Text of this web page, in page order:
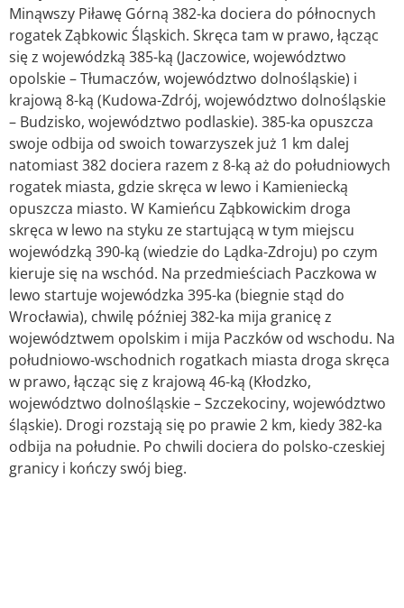
Minąwszy Piławę Górną 382-ka dociera do północnych
rogatek Ząbkowic Śląskich. Skręca tam w prawo, łącząc
się z wojewódzką 385-ką (Jaczowice, województwo
opolskie – Tłumaczów, województwo dolnośląskie) i
krajową 8-ką (Kudowa-Zdrój, województwo dolnośląskie
– Budzisko, województwo podlaskie). 385-ka opuszcza
swoje odbija od swoich towarzyszek już 1 km dalej
natomiast 382 dociera razem z 8-ką aż do południowych
rogatek miasta, gdzie skręca w lewo i Kamieniecką
opuszcza miasto. W Kamieńcu Ząbkowickim droga
skręca w lewo na styku ze startującą w tym miejscu
wojewódzką 390-ką (wiedzie do Lądka-Zdroju) po czym
kieruje się na wschód. Na przedmieściach Paczkowa w
lewo startuje wojewódzka 395-ka (biegnie stąd do
Wrocławia), chwilę później 382-ka mija granicę z
województwem opolskim i mija Paczków od wschodu. Na
południowo-wschodnich rogatkach miasta droga skręca
w prawo, łącząc się z krajową 46-ką (Kłodzko,
województwo dolnośląskie – Szczekociny, województwo
śląskie). Drogi rozstają się po prawie 2 km, kiedy 382-ka
odbija na południe. Po chwili dociera do polsko-czeskiej
granicy i kończy swój bieg.